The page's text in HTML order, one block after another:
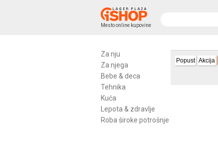
Mesto online kupovine
Za nju
Za njega
Bebe & deca
Tehnika
Kuća
Lepota & zdravlje
Roba široke potrošnje
Popust Akcija